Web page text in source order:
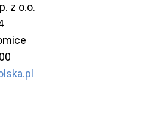
z o.o.